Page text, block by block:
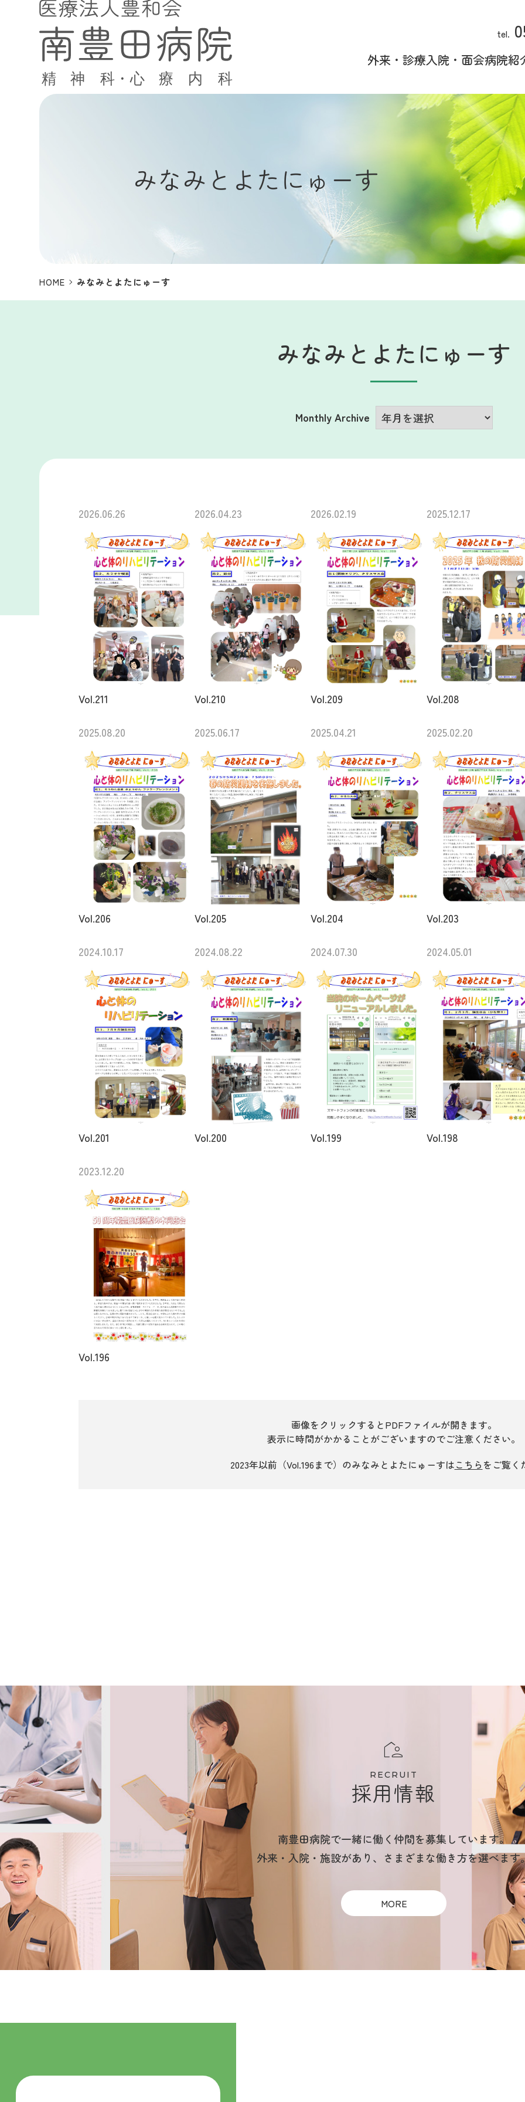
tel.
外来・診療入院・面会病院紹
みなみとよたにゅーす
HOME みなみとよたにゅーす
みなみとよたにゅーす
Monthly Archive
2026.06.26
Vol.211
2026.04.23
Vol.210
2026.02.19
Vol.209
2025.12.17
Vol.208
2025.08.20
Vol.206
2025.06.17
Vol.205
2025.04.21
Vol.204
2025.02.20
Vol.203
2024.10.17
Vol.201
2024.08.22
Vol.200
2024.07.30
Vol.199
2024.05.01
Vol.198
2023.12.20
Vol.196
画像をクリックするとPDFファイルが開きます。
表示に時間がかかることがございますのでご注意ください。
2023年以前（Vol.196まで）のみなみとよたにゅーすはこちら をご覧く
RECRUIT
採用情報
南豊田病院で一緒に働く仲間を募集しています。
外来・入院・施設があり、さまざまな働き方を選べます
MORE